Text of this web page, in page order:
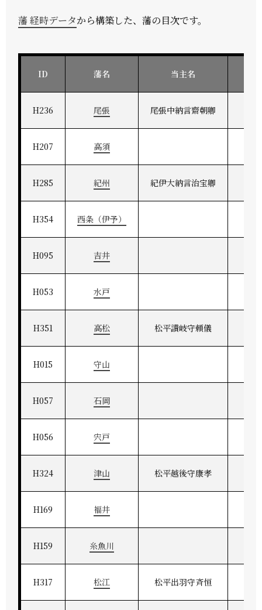
藩 経時データから構築した、藩の目次です。
ID 藩名 当主名
H236 尾張 尾張中納言齋朝卿
H207 高須
H285 紀州 紀伊大納言治宝卿
H354 西条（伊予）
H095 吉井
H053 水戸
H351 高松 松平讃岐守頼儀
H015 守山
H057 石岡
H056 宍戸
H324 津山 松平越後守康孝
H169 福井
H159 糸魚川
H317 松江 松平出羽守斉恒